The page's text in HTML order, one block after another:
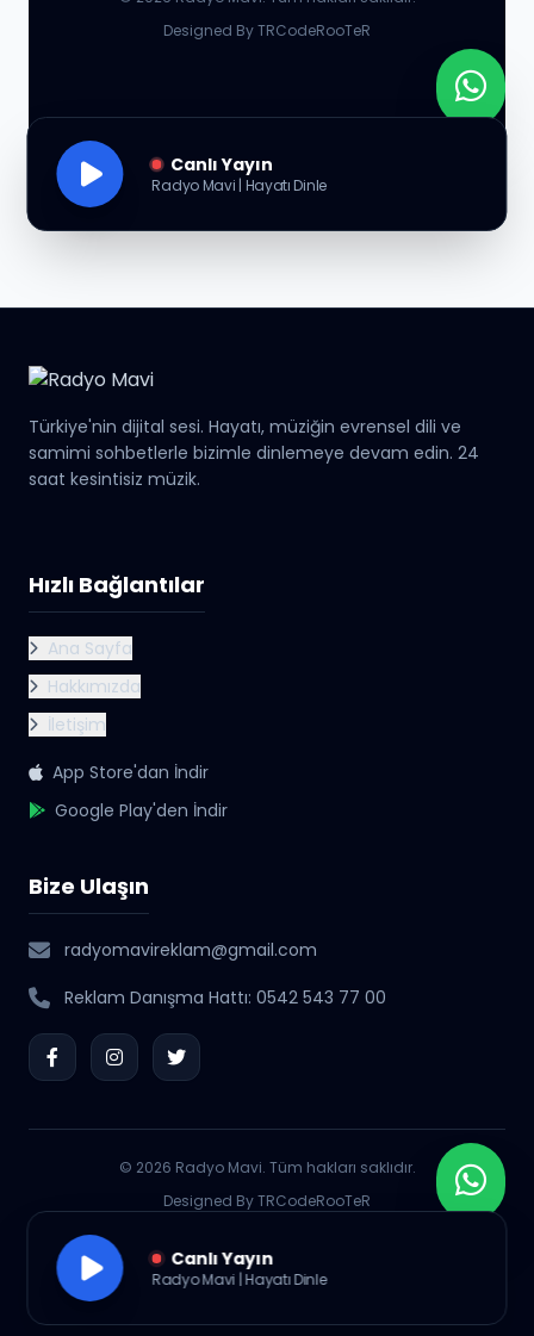
Designed By TRCodeRooTeR
Canlı Yayın
Radyo Mavi | Hayatı Dinle
Türkiye'nin dijital sesi. Hayatı, müziğin evrensel dili ve
samimi sohbetlerle bizimle dinlemeye devam edin. 24
saat kesintisiz müzik.
Hızlı Bağlantılar
Ana Sayfa
Hakkımızda
İletişim
App Store'dan İndir
Google Play'den İndir
Bize Ulaşın
radyomavireklam@gmail.com
Reklam Danışma Hattı: 0542 543 77 00
© 2026 Radyo Mavi. Tüm hakları saklıdır.
Designed By TRCodeRooTeR
Canlı Yayın
Radyo Mavi | Hayatı Dinle